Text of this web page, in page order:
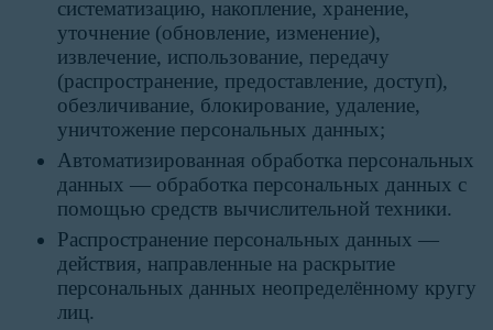
систематизацию, накопление, хранение,
уточнение (обновление, изменение),
извлечение, использование, передачу
(распространение, предоставление, доступ),
обезличивание, блокирование, удаление,
уничтожение персональных данных;
Автоматизированная обработка персональных
данных — обработка персональных данных с
помощью средств вычислительной техники.
Распространение персональных данных —
действия, направленные на раскрытие
персональных данных неопределённому кругу
лиц.